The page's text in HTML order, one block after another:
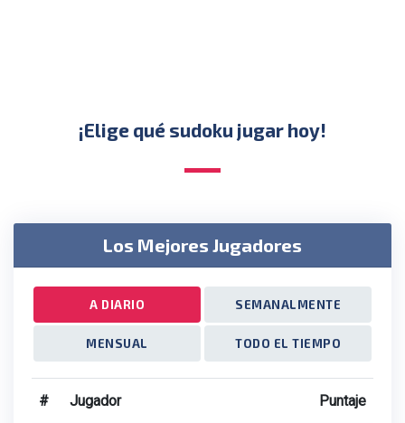
¡Elige qué sudoku jugar hoy!
Los Mejores Jugadores
A DIARIO SEMANALMENTE
MENSUAL TODO EL TIEMPO
# Jugador Puntaje